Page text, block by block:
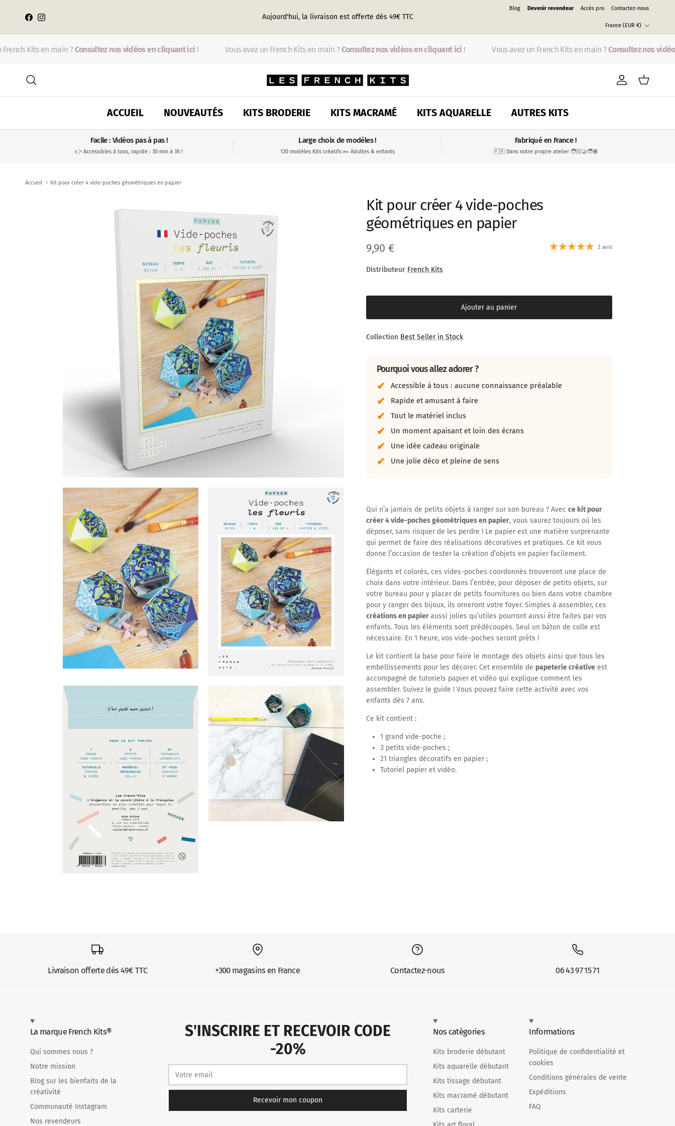
FacebookInstagram Aujourd'hui, la livraison est offerte dès 49€ TTC
Blog Devenir revendeur Accès pro
Contactez-nous
France (EUR €)
Kits en main ? Consultez nos vidéos en cliquant ici! Vous avez un French Kits en main ? Consultez nos vidéos en cliquant ici! Vous avez un French Kits en main ? Consultez nos
Compte
Panier
ACCUEIL NOUVEAUTÉS KITS BRODERIE KITS MACRAMÉ KITS AQUARELLE AUTRES KITS
Facile : Vidéos pas à pas !
👉 Accessibles à tous, rapide : 30 min à 3h !
Large choix de modèles !
120 modèles Kits créatifs ✂️ Adultes & enfants
Fabriqué en France !
🇫🇷 Dans notre propre atelier 🧑🏻‍🤝‍🧑🏽
Accueil Kit pour créer 4 vide-poches géométriques en papier
Kit pour créer 4 vide-poches
géométriques en papier
Prix habituel
9,90 € 2 avis
Distributeur French Kits
Ajouter au panier
Collection Best Seller in Stock
Pourquoi vous allez adorer ?
Accessible à tous : aucune connaissance préalable
Rapide et amusant à faire
Tout le matériel inclus
Un moment apaisant et loin des écrans
Une idée cadeau originale
Une jolie déco et pleine de sens
Qui n’a jamais de petits objets à ranger sur son bureau ? Avec ce kit pour
créer 4 vide-poches géométriques en papier, vous saurez toujours où les
déposer, sans risquer de les perdre ! Le papier est une matière surprenante
qui permet de faire des réalisations décoratives et pratiques. Ce kit vous
donne l’occasion de tester la création d’objets en papier facilement.
Élégants et colorés, ces vides-poches coordonnés trouveront une place de
choix dans votre intérieur. Dans l’entrée, pour déposer de petits objets, sur
votre bureau pour y placer de petits fournitures ou bien dans votre chambre
pour y ranger des bijoux, ils orneront votre foyer. Simples à assembler, ces
créations en papieraussi jolies qu’utiles pourront aussi être faites par vos
enfants. Tous les éléments sont prédécoupés. Seul un bâton de colle est
nécessaire. En 1 heure, vos vide-poches seront prêts !
Le kit contient la base pour faire le montage des objets ainsi que tous les
embellissements pour les décorer. Cet ensemble de papeterie créativeest
accompagné de tutoriels papier et vidéo qui explique comment les
assembler. Suivez le guide ! Vous pouvez faire cette activité avec vos
enfants dès 7 ans.
Ce kit contient :
1 grand vide-poche ;
3 petits vide-poches ;
21 triangles décoratifs en papier ;
Tutoriel papier et vidéo.
Livraison offerte dès 49€ TTC +300 magasins en France Contactez-nous 06 43 97 15 71
La marque French Kits®
Qui sommes nous ?
Notre mission
Blog sur les bienfaits de la
créativité
Communauté Instagram
Nos revendeurs
S'INSCRIRE ET RECEVOIR CODE
-20%
Recevoir mon coupon
Nos catégories
Kits broderie débutant
Kits aquarelle débutant
Kits tissage débutant
Kits macramé débutant
Kits carterie
Informations
Politique de confidentialité et
cookies
Conditions générales de vente
Expéditions
FAQ